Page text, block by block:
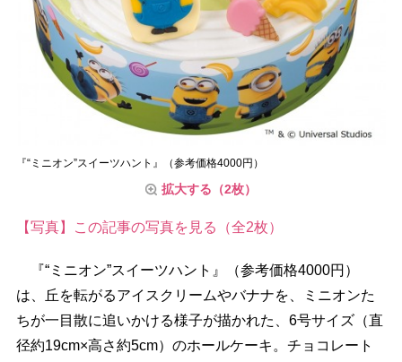
『“ミニオン”スイーツハント』（参考価格4000円）
拡大する（2枚）
【写真】この記事の写真を見る（全2枚）
『“ミニオン”スイーツハント』（参考価格4000円）
は、丘を転がるアイスクリームやバナナを、ミニオンた
ちが一目散に追いかける様子が描かれた、6号サイズ（直
径約19cm×高さ約5cm）のホールケーキ。チョコレート